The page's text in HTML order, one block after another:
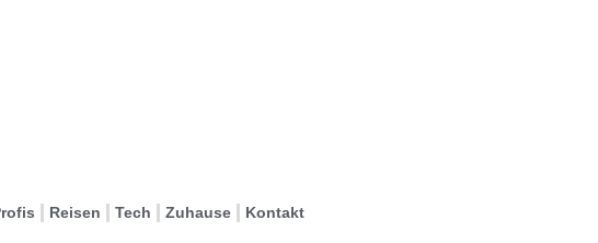
Reisen Tech Zuhause Kontakt